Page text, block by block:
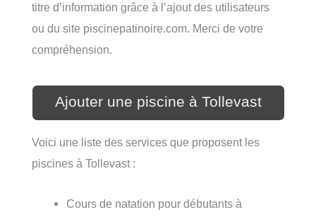
titre d’information grâce à l’ajout des utilisateurs
ou du site piscinepatinoire.com. Merci de votre
compréhension.
Ajouter une piscine à Tollevast
Voici une liste des services que proposent les
piscines à Tollevast :
Cours de natation pour débutants à